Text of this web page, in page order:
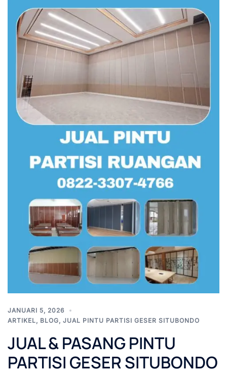
JANUARI 5, 2026
ARTIKEL, BLOG, JUAL PINTU PARTISI GESER SITUBONDO
JUAL & PASANG PINTU
PARTISI GESER SITUBONDO